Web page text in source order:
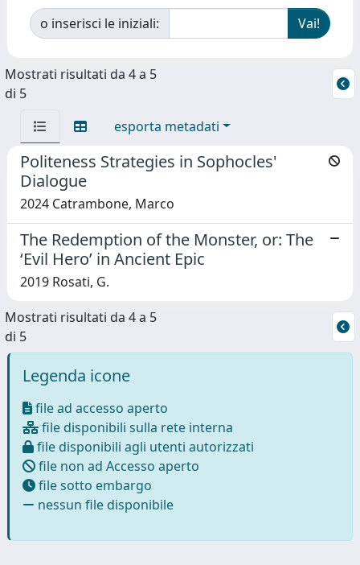
o inserisci le iniziali:
Mostrati risultati da 4 a 5
di 5
esporta metadati
Politeness Strategies in Sophocles'
Dialogue
2024 Catrambone, Marco
The Redemption of the Monster, or: The
‘Evil Hero’ in Ancient Epic
2019 Rosati, G.
Mostrati risultati da 4 a 5
di 5
Legenda icone
file ad accesso aperto
file disponibili sulla rete interna
file disponibili agli utenti autorizzati
file non ad Accesso aperto
file sotto embargo
nessun file disponibile